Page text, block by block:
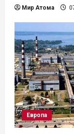
Мир Атома
Европа